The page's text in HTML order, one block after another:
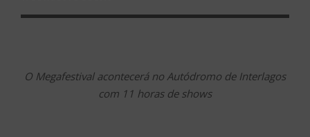
O Megafestival acontecerá no Autódromo de Interlagos
com 11 horas de shows